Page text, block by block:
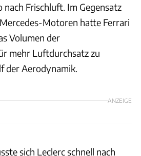
nach Frischluft. Im Gegensatz
Motoren hatte Ferrari
Volumen der
mehr Luftdurchsatz zu
der Aerodynamik.
ANZEIGE
sich Leclerc schnell nach